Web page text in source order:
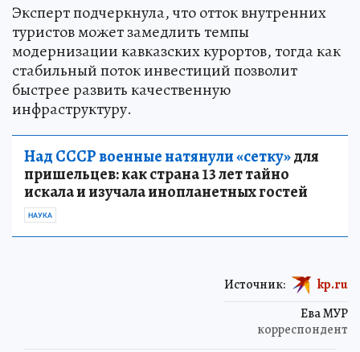
Эксперт подчеркнула, что отток внутренних
туристов может замедлить темпы
модернизации кавказских курортов, тогда как
стабильный поток инвестиций позволит
быстрее развить качественную
инфраструктуру.
Над СССР военные натянули «сетку»для
пришельцев: как страна 13 лет тайно
искала и изучала инопланетных гостей
НАУКА
Ева МУР
корреспондент
Источник: kp.ru